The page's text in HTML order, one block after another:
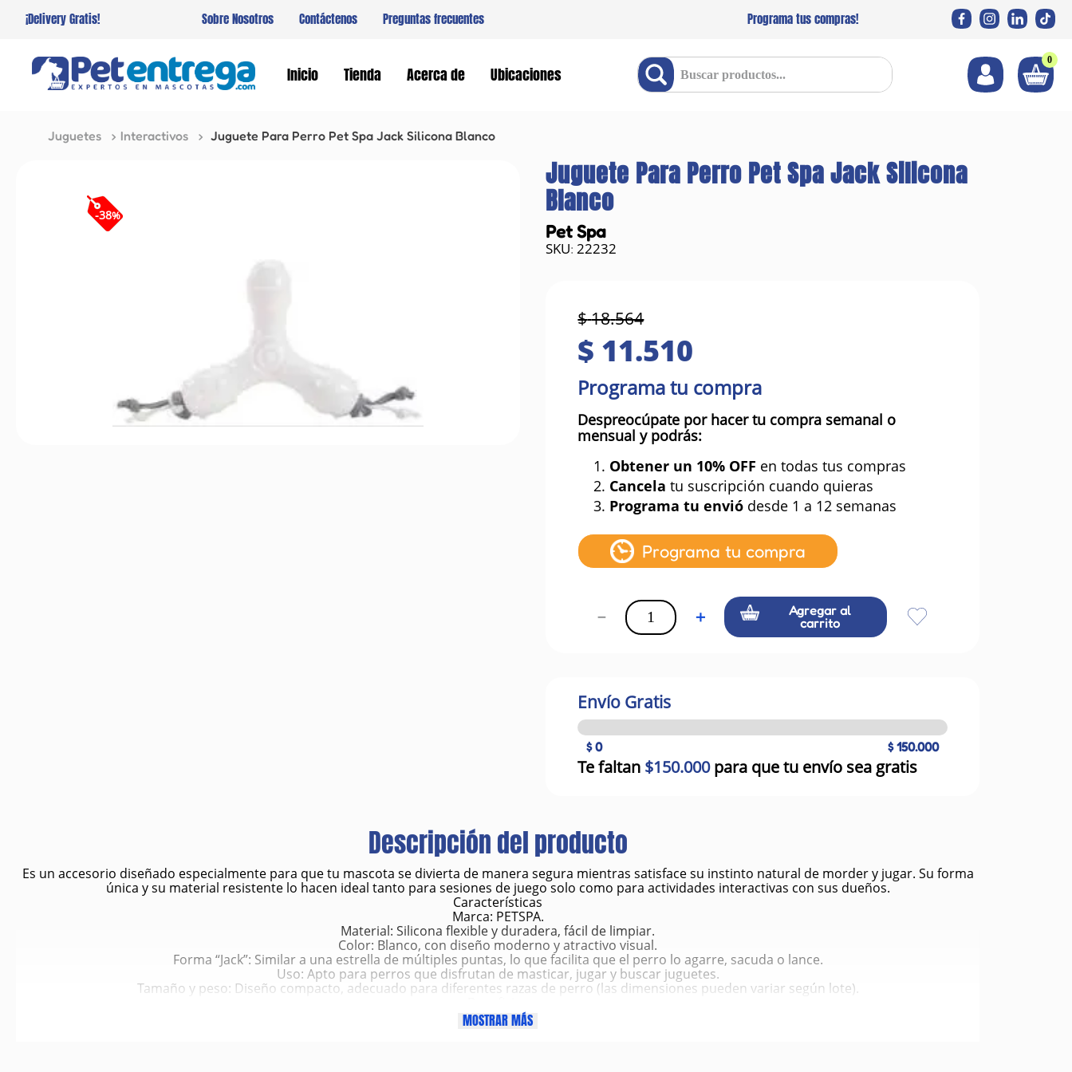
¡Delivery Gratis! Sobre Nosotros Contáctenos Preguntas frecuentes Programa tus compras!
Inicio Tienda Acerca de Ubicaciones
Buscar productos... 0
Juguetes Interactivos Juguete Para Perro Pet Spa Jack Silicona Blanco
-38%
Juguete Para Perro Pet Spa Jack Silicona
Blanco
Pet Spa
: 22232
$18.564
$ 11.510
Programa tu compra
Despreocúpate por hacer tu compra semanal o
mensual y podrás:
1. Obtener un 10% OFF en todas tus compras
2. Cancela tu suscripción cuando quieras
3. Programa tu envió desde 1 a 12 semanas
Programa tu compra
＋
－
Agregar al
carrito
Envío Gratis
$ 0 $ 150.000
Te faltan $150.000para que tu envío sea gratis
Descripción del producto
Es un accesorio diseñado especialmente para que tu mascota se divierta de manera segura mientras satisface su instinto natural de morder y jugar. Su forma
única y su material resistente lo hacen ideal tanto para sesiones de juego solo como para actividades interactivas con sus dueños.
Características
Marca: PETSPA.
Material: Silicona flexible y duradera, fácil de limpiar.
Color: Blanco, con diseño moderno y atractivo visual.
Forma “Jack”: Similar a una estrella de múltiples puntas, lo que facilita que el perro lo agarre, sacuda o lance.
Uso: Apto para perros que disfrutan de masticar, jugar y buscar juguetes.
Tamaño y peso: Diseño compacto, adecuado para diferentes razas de perro (las dimensiones pueden variar según lote).
Estimula la actividad física y mental: Mantiene a tu perro entretenido y activo, reduciendo el aburrimiento y el estrés.
Fomenta la masticación saludable: Su material de silicona es suave para los dientes y encías, permitiendo morder sin dañar la boca de tu mascota.
MOSTRAR MÁS